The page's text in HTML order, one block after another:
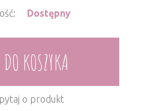
Dostępny
KOSZYKA
o produkt